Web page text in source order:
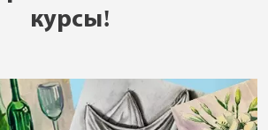
курсы!